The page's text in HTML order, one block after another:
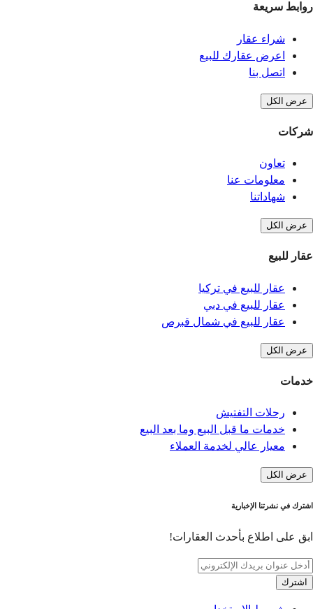
روابط سريعة
شراء عقار
اعرض عقارك للبيع
اتصل بنا
عرض الكل
شركات
تعاون
معلومات عنا
شهاداتنا
عرض الكل
عقار للبيع
عقار للبيع في تركيا
عقار للبيع في دبي
عقار للبيع في شمال قبرص
عرض الكل
خدمات
رحلات التفتيش
خدمات ما قبل البيع وما بعد البيع
معيار عالي لخدمة العملاء
عرض الكل
اشترك في نشرتنا الإخبارية
ابق على اطلاع بأحدث العقارات!
اشترك